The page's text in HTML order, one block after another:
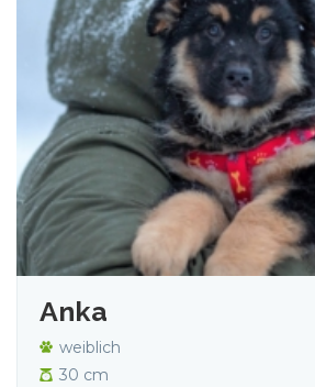
Anka
weiblich
30 cm